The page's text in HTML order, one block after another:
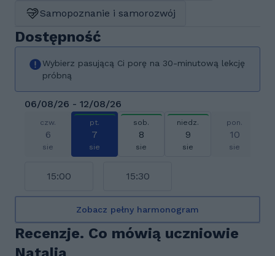
Samopoznanie i samorozwój
Dostępność
Wybierz pasującą Ci porę na 30-minutową lekcję
próbną
06/08/26 - 12/08/26
czw.
6
sie
pt.
7
sie
sob.
8
sie
niedz.
9
sie
pon.
10
sie
15:00 15:30
Zobacz pełny harmonogram
Recenzje. Co mówią uczniowie